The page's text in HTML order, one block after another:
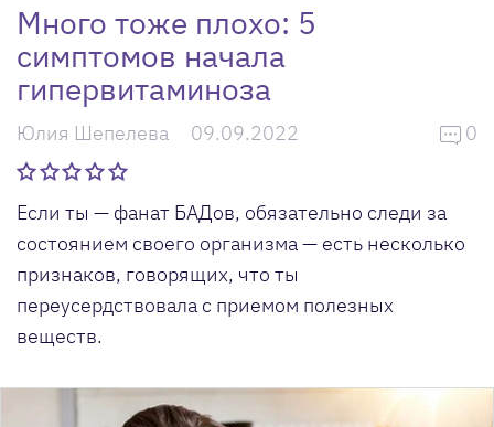
Много тоже плохо: 5
симптомов начала
гипервитаминоза
Юлия Шепелева 09.09.2022 0
Если ты — фанат БАДов, обязательно следи за
состоянием своего организма — есть несколько
признаков, говорящих, что ты
переусердствовала с приемом полезных
веществ.